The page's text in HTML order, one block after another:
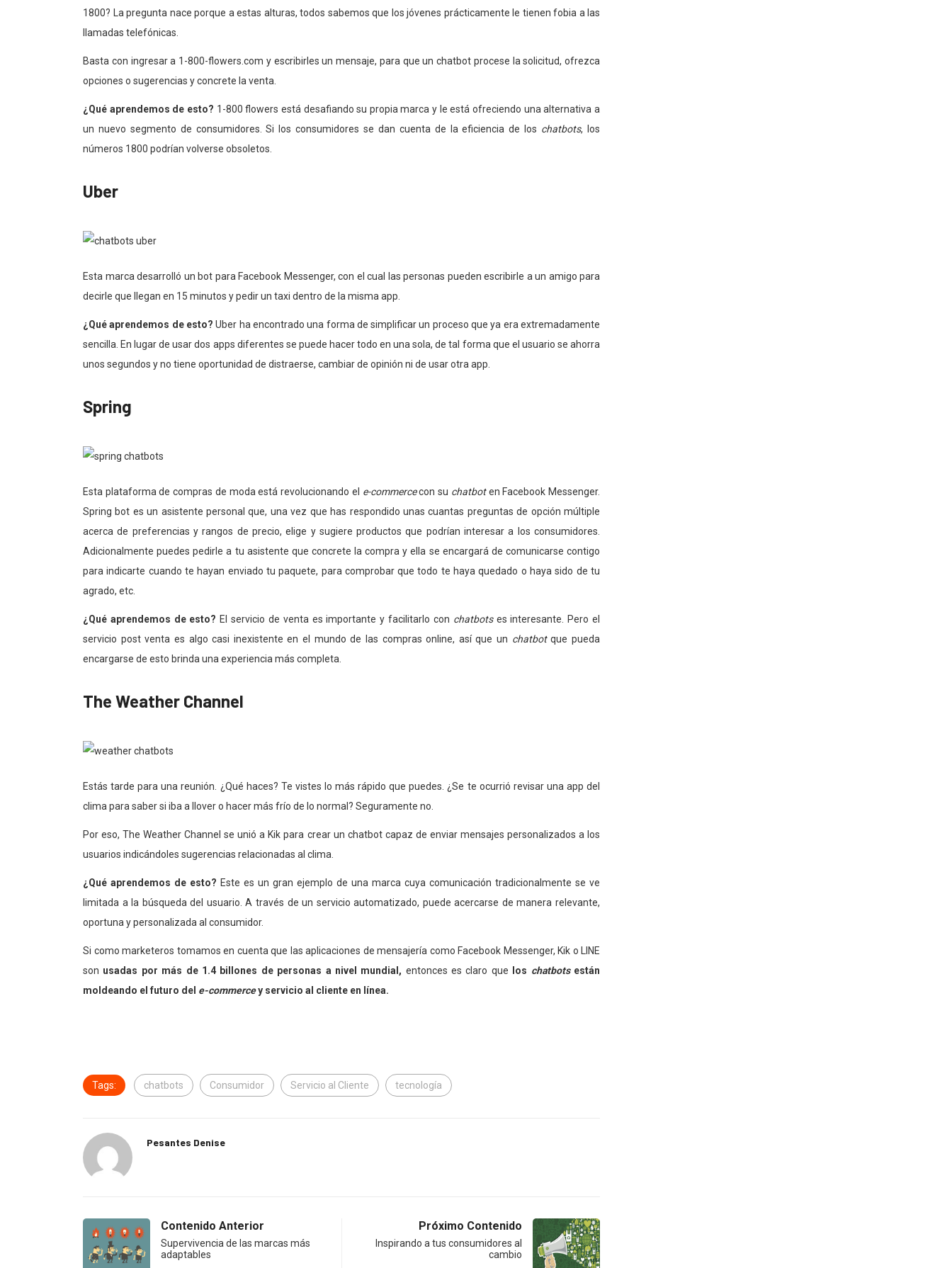
1800? La pregunta nace porque a estas alturas, todos sabemos que los jóvenes prácticamente le tienen fobia a las
llamadas telefónicas.
Basta con ingresar a 1-800-flowers.com y escribirles un mensaje, para que un chatbot procese la solicitud, ofrezca
opciones o sugerencias y concrete la venta.
¿Qué aprendemos de esto? 1-800 flowers está desafiando su propia marca y le está ofreciendo una alternativa a
un nuevo segmento de consumidores. Si los consumidores se dan cuenta de la eficiencia de los chatbots, los
números 1800 podrían volverse obsoletos.
Uber
Esta marca desarrolló un bot para Facebook Messenger, con el cual las personas pueden escribirle a un amigo para
decirle que llegan en 15 minutos y pedir un taxi dentro de la misma app.
¿Qué aprendemos de esto? Uber ha encontrado una forma de simplificar un proceso que ya era extremadamente
sencilla. En lugar de usar dos apps diferentes se puede hacer todo en una sola, de tal forma que el usuario se ahorra
unos segundos y no tiene oportunidad de distraerse, cambiar de opinión ni de usar otra app.
Spring
Esta plataforma de compras de moda está revolucionando el e-commercecon su chatboten Facebook Messenger.
Spring bot es un asistente personal que, una vez que has respondido unas cuantas preguntas de opción múltiple
acerca de preferencias y rangos de precio, elige y sugiere productos que podrían interesar a los consumidores.
Adicionalmente puedes pedirle a tu asistente que concrete la compra y ella se encargará de comunicarse contigo
para indicarte cuando te hayan enviado tu paquete, para comprobar que todo te haya quedado o haya sido de tu
agrado, etc.
¿Qué aprendemos de esto? El servicio de venta es importante y facilitarlo con chatbotses interesante. Pero el
servicio post venta es algo casi inexistente en el mundo de las compras online, así que un chatbotque pueda
encargarse de esto brinda una experiencia más completa.
The Weather Channel
Estás tarde para una reunión. ¿Qué haces? Te vistes lo más rápido que puedes. ¿Se te ocurrió revisar una app del
clima para saber si iba a llover o hacer más frío de lo normal? Seguramente no.
Por eso, The Weather Channel se unió a Kik para crear un chatbot capaz de enviar mensajes personalizados a los
usuarios indicándoles sugerencias relacionadas al clima.
¿Qué aprendemos de esto? Este es un gran ejemplo de una marca cuya comunicación tradicionalmente se ve
limitada a la búsqueda del usuario. A través de un servicio automatizado, puede acercarse de manera relevante,
oportuna y personalizada al consumidor.
Si como marketeros tomamos en cuenta que las aplicaciones de mensajería como Facebook Messenger, Kik o LINE
son usadas por más de 1.4 billones de personas a nivel mundial, entonces es claro que los chatbotsestán
moldeando el futuro del e-commercey servicio al cliente en línea.
Tags: chatbots Consumidor Servicio al Cliente tecnología
Pesantes Denise
Contenido Anterior
Supervivencia de las marcas más
adaptables
Próximo Contenido
Inspirando a tus consumidores al
cambio